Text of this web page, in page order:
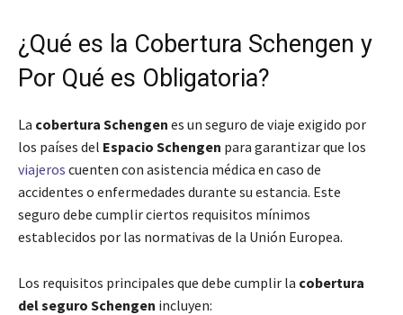
¿Qué es la Cobertura Schengen y
Por Qué es Obligatoria?
La cobertura Schengen es un seguro de viaje exigido por
los países del Espacio Schengen para garantizar que los
viajeros cuenten con asistencia médica en caso de
accidentes o enfermedades durante su estancia. Este
seguro debe cumplir ciertos requisitos mínimos
establecidos por las normativas de la Unión Europea.
Los requisitos principales que debe cumplir la cobertura
del seguro Schengen incluyen: